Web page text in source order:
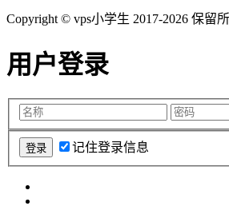
Copyright © vps小学生 2017-2026 保留
用户登录
记住登录信息